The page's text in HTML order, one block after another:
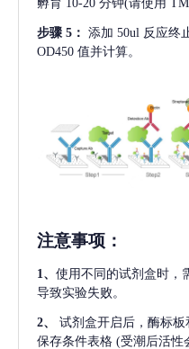
孵育 10-20 分钟(请使用
步骤 5： 添加 50ul 反应终
OD450 值并计算。
注意事项 ：
1、 使用不同的试剂盒时，
导致实验失败。
2、
试剂盒开启后，酶标
保存条件表格 (受潮后活性